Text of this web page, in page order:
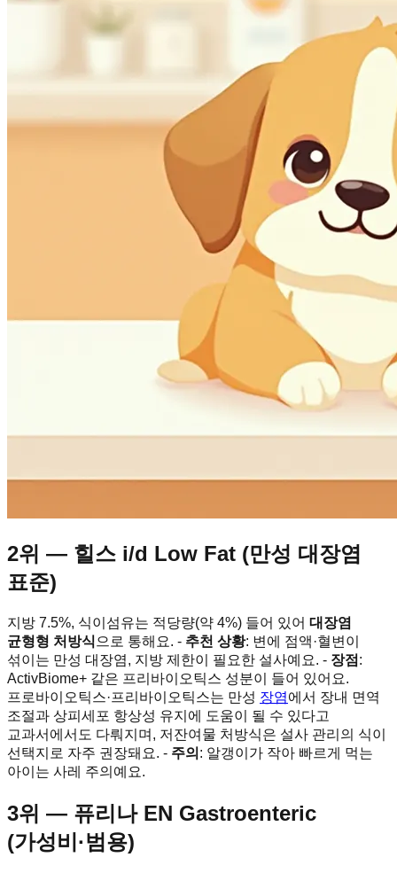
2위 — 힐스 i/d Low Fat (만성 대장염
표준)
지방 7.5%, 식이섬유는 적당량(약 4%) 들어 있어 대장염
균형형 처방식 으로 통해요. - 추천 상황: 변에 점액·혈변이
섞이는 만성 대장염, 지방 제한이 필요한 설사예요. - 장점 :
ActivBiome+ 같은 프리바이오틱스 성분이 들어 있어요.
프로바이오틱스·프리바이오틱스는 만성 장염에서 장내 면역
조절과 상피세포 항상성 유지에 도움이 될 수 있다고
교과서에서도 다뤄지며, 저잔여물 처방식은 설사 관리의 식이
선택지로 자주 권장돼요. - 주의 : 알갱이가 작아 빠르게 먹는
아이는 사레 주의예요.
3위 — 퓨리나 EN Gastroenteric
(가성비·범용)